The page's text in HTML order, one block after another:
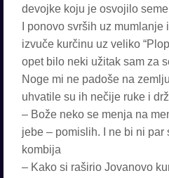
devojke koju je osvojilo
I ponovo svrših uz
izvuče kurčinu uz veliko
opet bilo neki užitak sam za
Noge mi ne padoše na
uhvatile su ih nečije ruke i
– Bože neko se menja na
jebe – pomislih. I ne bi ni par
kombija
– Kako si raširio Jovanovo